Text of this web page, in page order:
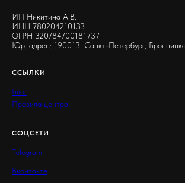
ИП Никитина А.В.
ИНН 780204210133
ОГРН 320784700181737
Юр. адрес: 190013, Санкт-Петербург,
ССЫЛКИ
Блог
Правила центра
СОЦСЕТИ
Telegram
Вконтакте